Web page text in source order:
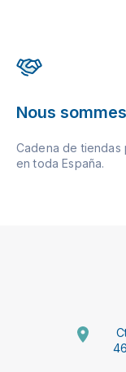
Nous
Cadena de tiendas
en toda España.